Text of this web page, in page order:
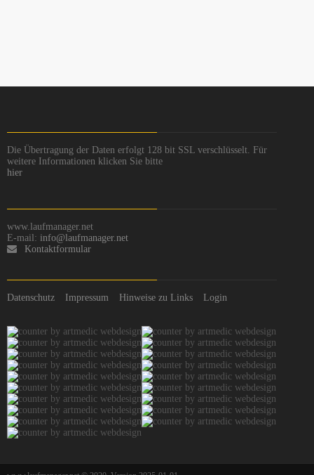
Die Übertragung der Daten erfolgt 128 bit SSL verschlüsselt. Für
weitere Informationen klicken Sie bitte
hier
www.laufmanager.net
E-mail: info@laufmanager.net
Kontaktformular
Datenschutz Impressum Hinweise zu Links Login